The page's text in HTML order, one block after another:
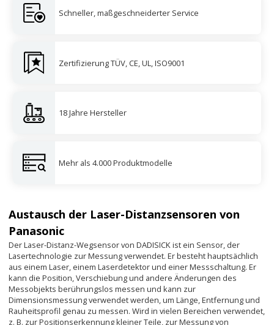
Schneller, maßgeschneiderter Service
Zertifizierung TÜV, CE, UL, ISO9001
18 Jahre Hersteller
Mehr als 4.000 Produktmodelle
Austausch der Laser-Distanzsensoren von
Panasonic
Der Laser-Distanz-Wegsensor von DADISICK ist ein Sensor, der
Lasertechnologie zur Messung verwendet. Er besteht hauptsächlich
aus einem Laser, einem Laserdetektor und einer Messschaltung. Er
kann die Position, Verschiebung und andere Änderungen des
Messobjekts berührungslos messen und kann zur
Dimensionsmessung verwendet werden, um Länge, Entfernung und
Rauheitsprofil genau zu messen. Wird in vielen Bereichen verwendet,
z. B. zur Positionserkennung kleiner Teile, zur Messung von